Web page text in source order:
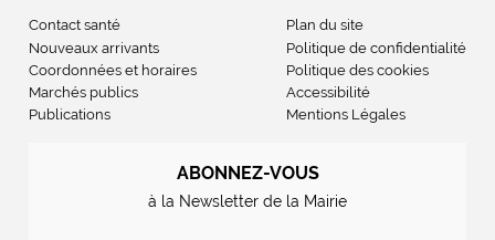
Contact santé
Nouveaux arrivants
Coordonnées et horaires
Marchés publics
Publications
Plan du site
Politique de confidentialité
Politique des cookies
Accessibilité
Mentions Légales
ABONNEZ-VOUS
à la Newsletter de la Mairie